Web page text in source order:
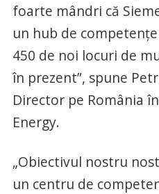
foarte mândri că
un hub de
450 de noi locuri de
în prezent”, spune
Director pe România
Energy.
„Obiectivul nostru
un centru de